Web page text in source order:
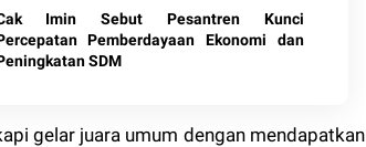
Imin Sebut Pesantren Kunci
Pemberdayaan Ekonomi dan
SDM
gelar juara umum dengan mendapatkan